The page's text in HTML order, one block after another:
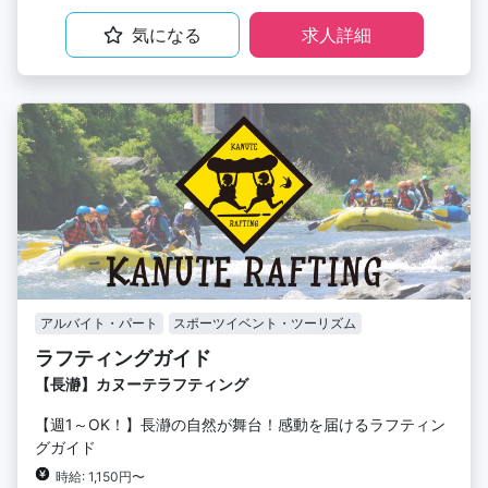
気になる 求人詳細
アルバイト・パート スポーツイベント・ツーリズム
ラフティングガイド
【長瀞】カヌーテラフティング
【週1～OK！】長瀞の自然が舞台！感動を届けるラフティン
グガイド
時給: 1,150円〜